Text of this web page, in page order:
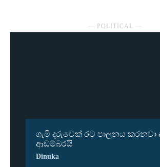
― POLITICAL ―
ගැමි දරුවෙක් රට පාලනය කරනවා
ආඩම්බරයි
Dinuka